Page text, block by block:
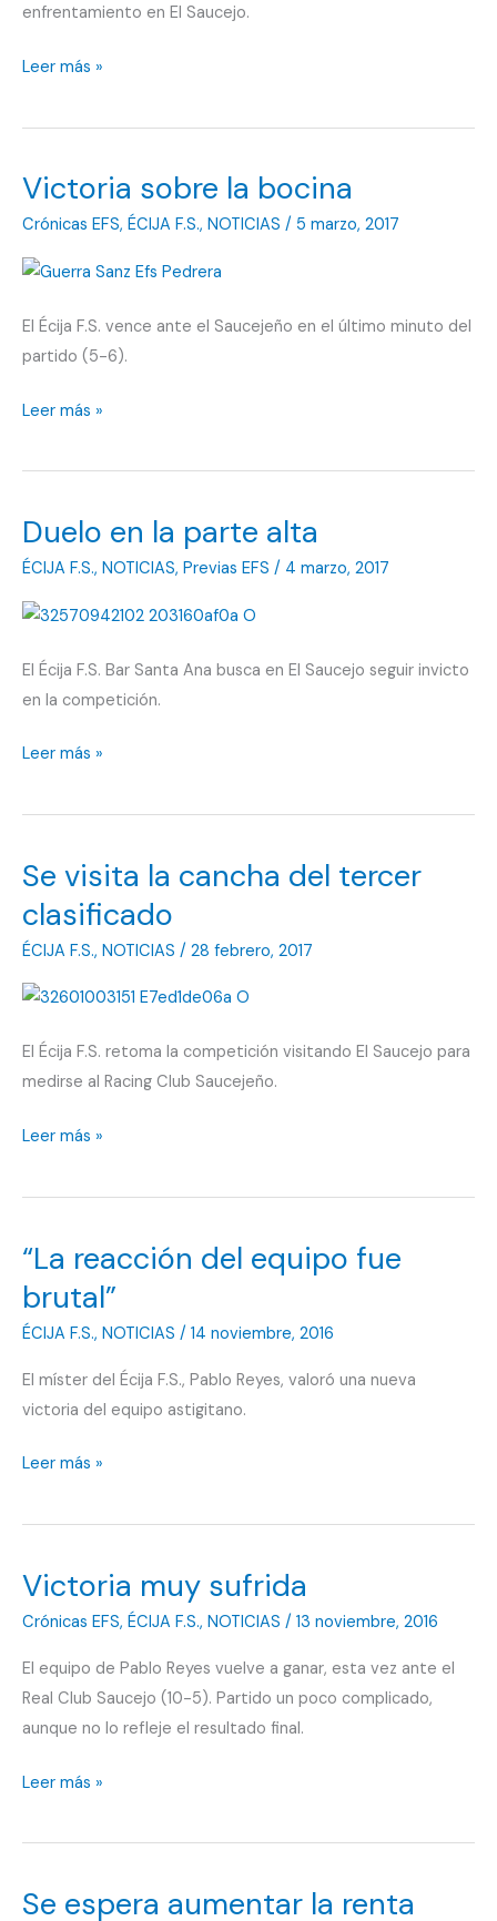
enfrentamiento en El Saucejo.
“Ha
un
muy
bonito
ver”
Leer más »
Victoria sobre la bocina
Crónicas EFS, ÉCIJA F.S., NOTICIAS / 5 marzo, 2017
El Écija F.S. vence ante el Saucejeño en el último minuto del
partido (5-6).
Victoria
la
Leer más »
Duelo en la parte alta
ÉCIJA F.S., NOTICIAS, Previas EFS / 4 marzo, 2017
El Écija F.S. Bar Santa Ana busca en El Saucejo seguir invicto
en la competición.
Duelo
la
alta
Leer más »
Se visita la cancha del tercer
clasificado
ÉCIJA F.S., NOTICIAS / 28 febrero, 2017
El Écija F.S. retoma la competición visitando El Saucejo para
medirse al Racing Club Saucejeño.
Se
la
del
tercer
Leer más »
“La reacción del equipo fue
brutal”
ÉCIJA F.S., NOTICIAS / 14 noviembre, 2016
El míster del Écija F.S., Pablo Reyes, valoró una nueva
victoria del equipo astigitano.
“La
del
fue
brutal”
Leer más »
Victoria muy sufrida
Crónicas EFS, ÉCIJA F.S., NOTICIAS / 13 noviembre, 2016
El equipo de Pablo Reyes vuelve a ganar, esta vez ante el
Real Club Saucejo (10-5). Partido un poco complicado,
aunque no lo refleje el resultado final.
Victoria
sufrida
Leer más »
Se espera aumentar la renta